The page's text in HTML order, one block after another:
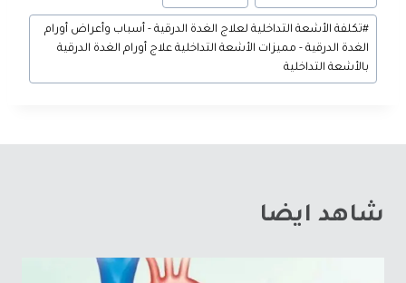
#تكلفة الأشعة التداخلية لعلاج الغدة الدرقية - أسباب وأعراض أورام
الغدة الدرقية - مميزات الأشعة التداخلية علاج أورام الغدة الدرقية
بالأشعة التداخلية
شاهد ايضا